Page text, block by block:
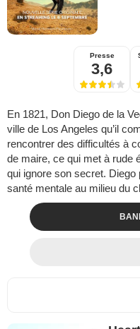
Presse
3,6
En 1821, Don Diego de la
ville de Los Angeles qu’il
rencontrer des difficultés à
de maire, ce qui met à rude
qui ignore son secret.
santé mentale au milieu du